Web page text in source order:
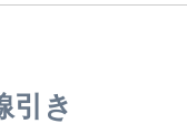
引き